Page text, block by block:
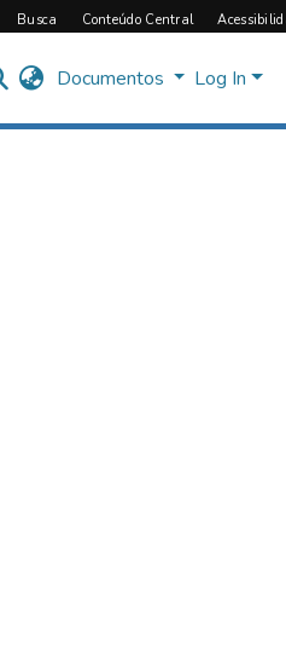
Busca Conteúdo Central
Documentos Log In